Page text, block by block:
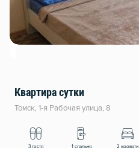
Квартира сутки
Томск, 1-я Рабочая улица, 8
3 гостя 1 спальня 2 кровати